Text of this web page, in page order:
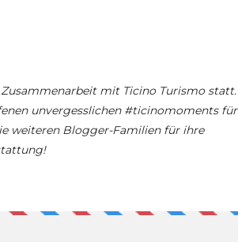
Zusammenarbeit mit Ticino Turismo statt.
unvergesslichen #ticinomoments für
weiteren Blogger-Familien für ihre